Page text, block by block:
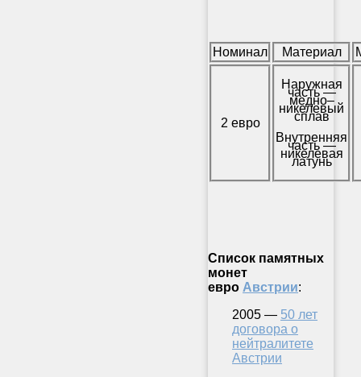
Номинал Материал
2 евро
Наружная
часть —
медно–
никелевый
сплав
Внутренняя
часть —
никелевая
латунь
Список памятных
монет
евро Австрии:
2005 — 50 лет
договора о
нейтралитете
Австрии